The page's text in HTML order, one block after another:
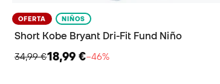
OFERTA NIÑOS
Short Kobe Bryant Dri-Fit Fund Niño
34,99 €18,99 €−46%